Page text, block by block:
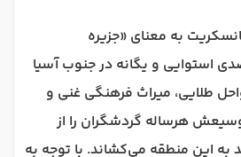
به معنای «جزیره
استوایی و یگانه در جنوب آسیا
طلایی، میراث فرهنگی غنی و
هرساله گردشگران را از
به این منطقه می‌کشاند. با توجه به